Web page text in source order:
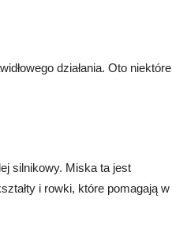
działania. Oto niektóre
silnikowy. Miska ta jest
i rowki, które pomagają w